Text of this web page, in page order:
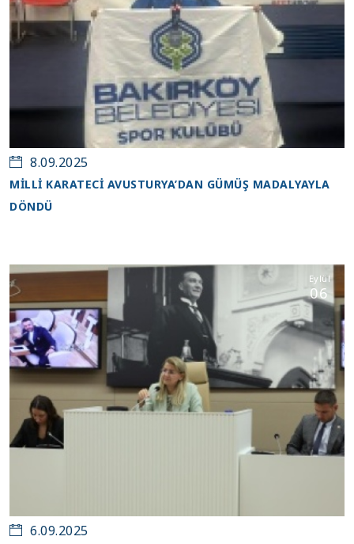
8.09.2025
MİLLİ KARATECİ AVUSTURYA’DAN GÜMÜŞ MADALYAYLA
DÖNDÜ
Eylül
06
6.09.2025